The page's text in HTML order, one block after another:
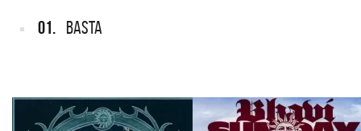
01. BASTA